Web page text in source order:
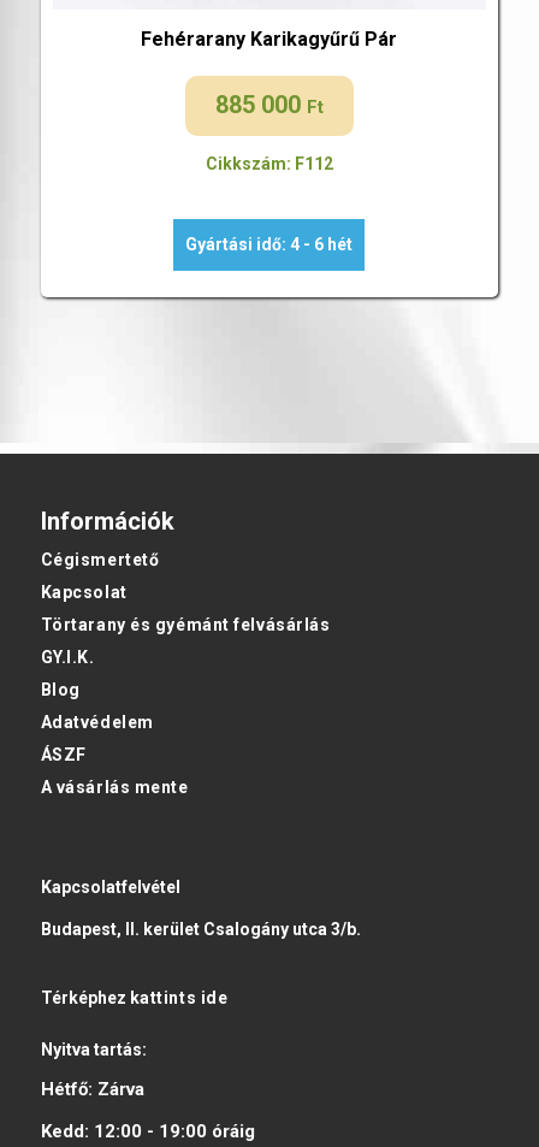
Fehérarany Karikagyűrű Pár
885 000 Ft
Cikkszám: F112
Gyártási idő: 4 - 6 hét
Információk
Cégismertető
Kapcsolat
Törtarany és gyémánt felvásárlás
GY.I.K.
Blog
Adatvédelem
ÁSZF
A vásárlás mente
Kapcsolatfelvétel
Budapest, II. kerület Csalogány utca 3/b.
Térképhez kattints ide
Nyitva tartás:
Hétfő: Zárva
Kedd: 12:00 - 19:00 óráig